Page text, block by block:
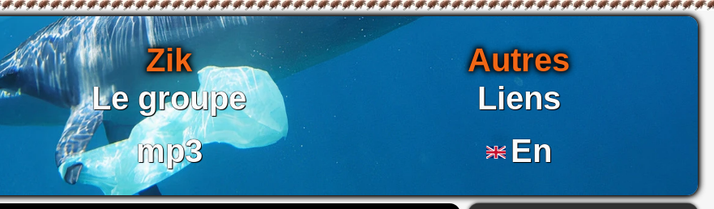
Zik
Le groupe
mp3
Autres
Liens
En